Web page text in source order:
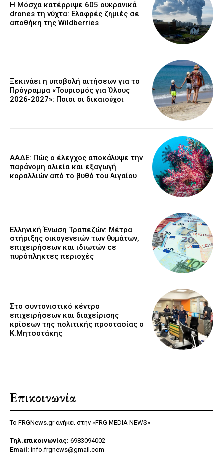
Η Μόσχα κατέρριψε 605 ουκρανικά
drones τη νύχτα: Ελαφρές ζημιές σε
αποθήκη της Wildberries
Ξεκινάει η υποβολή αιτήσεων για το
Πρόγραμμα «Τουρισμός για Όλους
2026-2027»: Ποιοι οι δικαιούχοι
ΑΑΔΕ: Πώς ο έλεγχος αποκάλυψε την
παράνομη αλιεία και εξαγωγή
κοραλλιών από το βυθό του Αιγαίου
Ελληνική Ένωση Τραπεζών: Μέτρα
στήριξης οικογενειών των θυμάτων,
επιχειρήσεων και ιδιωτών σε
πυρόπληκτες περιοχές
Στο συντονιστικό κέντρο
επιχειρήσεων και διαχείρισης
κρίσεων της πολιτικής προστασίας ο
Κ.Μητσοτάκης
Επικοινωνία
Το FRGNews.gr ανήκει στην «FRG MEDIA NEWS»
Τηλ.επικοινωνίας: 6983094002
Email: info.frgnews@gmail.com